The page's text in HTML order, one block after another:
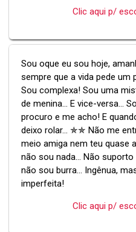
Clic aqui p/
Sou oque eu sou hoje,
sempre que a vida pede
Sou complexa! Sou uma
de menina... E vice-versa...
procuro e me acho! E
deixo rolar... ✯✯ Não me
meio amiga nem teu quase
não sou nada... Não
não sou burra... Ingênua,
imperfeita!
Clic aqui p/